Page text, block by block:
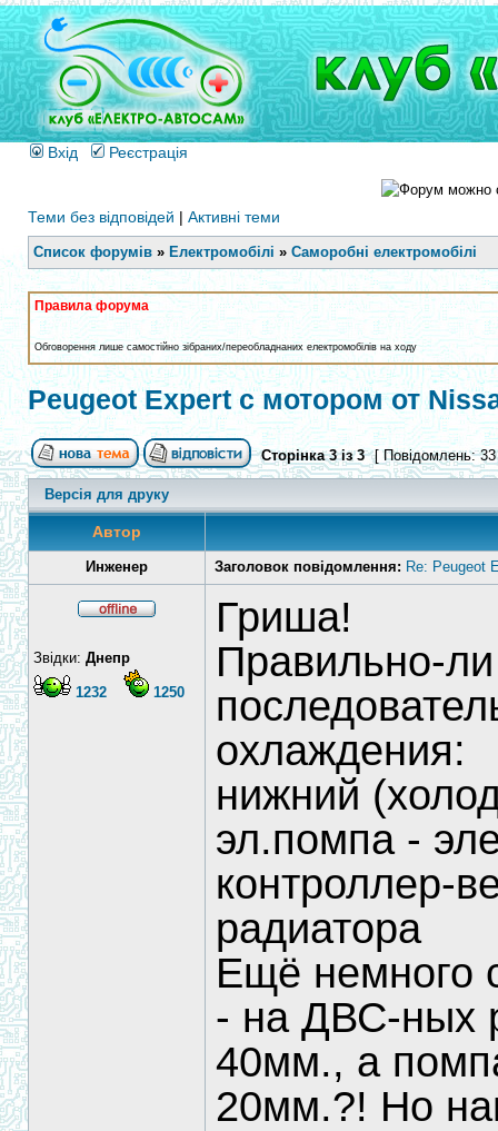
Вхід Реєстрація
Теми без відповідей | Активні теми
Список форумів » Електромобілі » Саморобні електромобілі
Правила форума
Обговорення лише самостійно зібраних/переобладнаних електромобілів на ходу
Peugeot Expert с мотором от
Сторінка3із3 [ Повідомлень:
Версія для друку
Автор
Инженер Заголовок повідомлення: Re: Peugeot
Звідки: Днепр
1232 1250
Гриша!
Правильно-
охлаждения:
нижний
эл.помпа -
контроллер-
радиатора
Ещё немного
- на ДВС-ных
40мм., а
20мм.?! Но